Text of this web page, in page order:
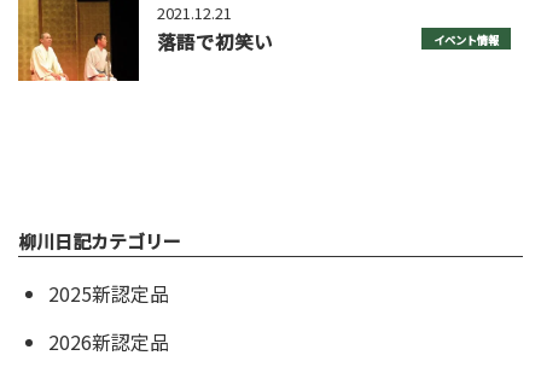
2021.12.21
落語で初笑い イベント情報
柳川日記カテゴリー
2025新認定品
2026新認定品